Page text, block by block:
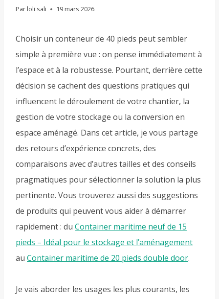
Parloli sali 19 mars 2026
Choisir un conteneur de 40 pieds peut sembler
simple à première vue : on pense immédiatement à
l’espace et à la robustesse. Pourtant, derrière cette
décision se cachent des questions pratiques qui
influencent le déroulement de votre chantier, la
gestion de votre stockage ou la conversion en
espace aménagé. Dans cet article, je vous partage
des retours d’expérience concrets, des
comparaisons avec d’autres tailles et des conseils
pragmatiques pour sélectionner la solution la plus
pertinente. Vous trouverez aussi des suggestions
de produits qui peuvent vous aider à démarrer
rapidement : du Container maritime neuf de 15
pieds – Idéal pour le stockage et l’aménagement
au Container maritime de 20 pieds double door.
Je vais aborder les usages les plus courants, les